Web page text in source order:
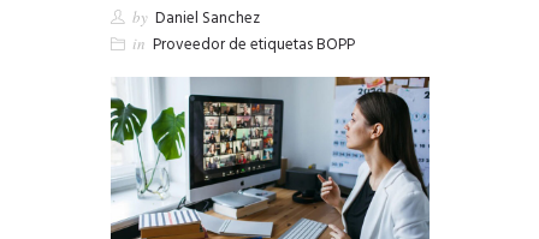
by Daniel Sanchez
in Proveedor de etiquetas BOPP